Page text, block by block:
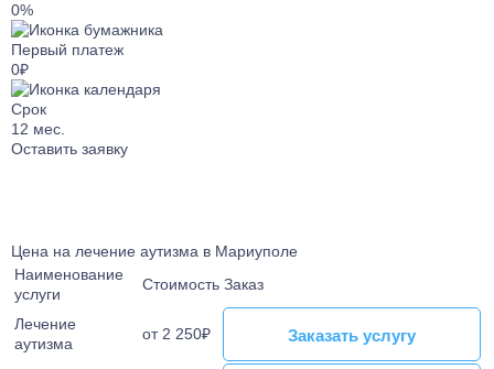
Лечение паранойи
Лечение созависимости
Лечение зависимости от ставок на спорт
Лечение алекситимии
Лечение астении
Лечение истерических расстройств
Лечение ПРЛ
0%
Первый платеж
0₽
Срок
12 мес.
Оставить заявку
Цена на лечение аутизма в Мариуполе
Наименование
услуги
Стоимость Заказ
Лечение
аутизма
от 2 250₽ Заказать услугу
Заказать услугу